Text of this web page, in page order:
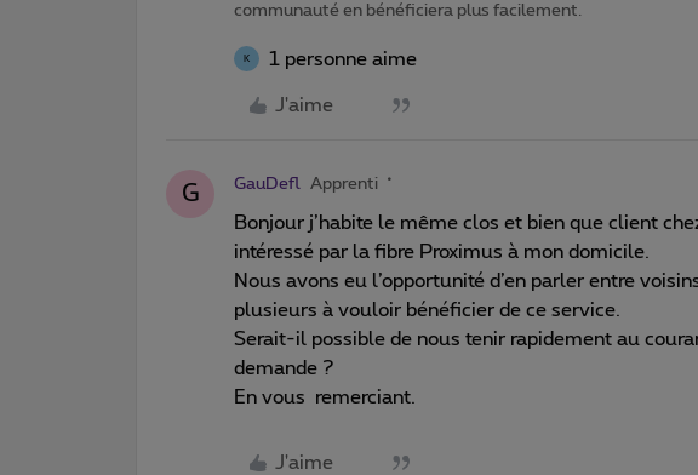
communauté en bénéficiera plus facilement.
K 1 personne aime
J'aime
G GauDefl Apprenti
Bonjour j’habite le même clos et bien que client
intéressé par la fibre Proximus à mon domicile.
Nous avons eu l’opportunité d’en parler entre
plusieurs à vouloir bénéficier de ce service.
Serait-il possible de nous tenir rapidement au
demande ?
En vous remerciant.
J'aime